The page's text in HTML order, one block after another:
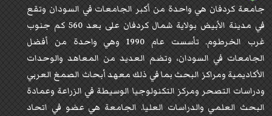
جامعة كردفان هي واحدة من أكبر الجامعات في السودان وتقع
في مدينة الأبيض بولاية شمال كردفان على بعد 560 كم جنوب
غرب الخرطوم. تأسست عام 1990 وهي واحدة من أفضل
الجامعات في السودان، وتضم العديد من المعاهد والوحدات
الأكاديمية ومراكز البحث بما في ذلك معهد أبحاث الصمغ العربي
ودراسات التصحر ومركز التكنولوجيا الوسيطة في الزراعة وعمادة
البحث العلمي والدراسات العليا. الجامعة هي عضو في اتحاد